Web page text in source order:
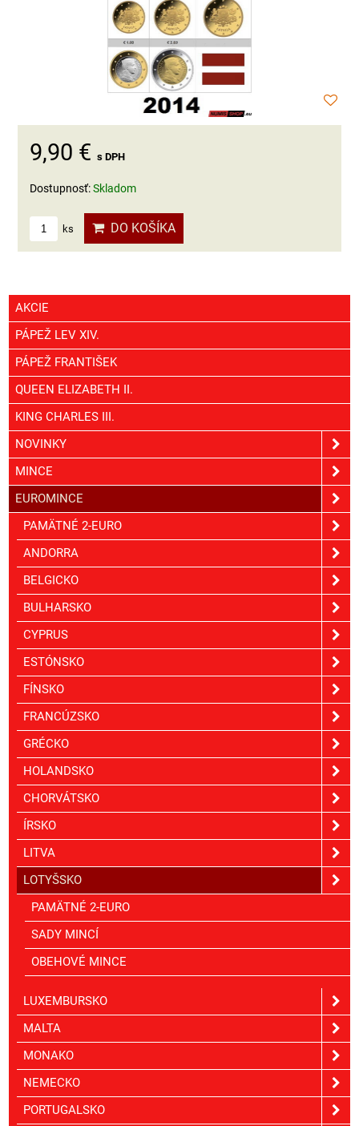
9,90 € s DPH
Dostupnosť:Skladom
ks DO KOŠÍKA
AKCIE
PÁPEŽ LEV XIV.
PÁPEŽ FRANTIŠEK
QUEEN ELIZABETH II.
KING CHARLES III.
NOVINKY
MINCE
EUROMINCE
PAMÄTNÉ 2-EURO
ANDORRA
BELGICKO
BULHARSKO
CYPRUS
ESTÓNSKO
FÍNSKO
FRANCÚZSKO
GRÉCKO
HOLANDSKO
CHORVÁTSKO
ÍRSKO
LITVA
LOTYŠSKO
PAMÄTNÉ 2-EURO
SADY MINCÍ
OBEHOVÉ MINCE
LUXEMBURSKO
MALTA
MONAKO
NEMECKO
PORTUGALSKO